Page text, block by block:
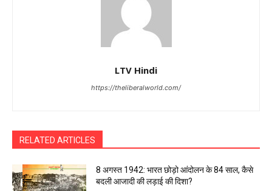
LTV Hindi
https://theliberalworld.com/
RELATED ARTICLES
8 अगस्त 1942: भारत छोड़ो आंदोलन के 84 साल, कैसे
बदली आजादी की लड़ाई की दिशा?